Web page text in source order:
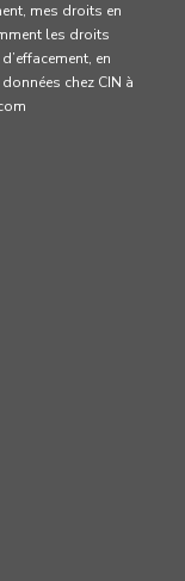
mes droits en
les droits
en
chez CIN à